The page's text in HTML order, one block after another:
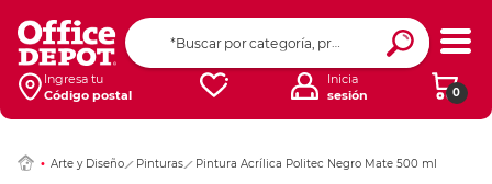
Ingresa tu
Código postal
0
Inicia
sesión
Arte y Diseño Pinturas Pintura Acrílica Politec Negro Mate 500 ml
Ingresar Codigo